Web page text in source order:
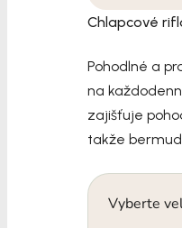
Chlapcové
Pohodlné a
na
zajišťuje
takže
Vyberte